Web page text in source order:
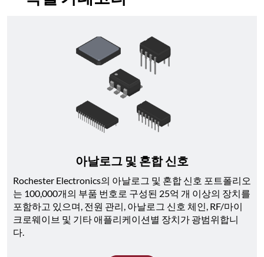
아날로그 및 혼합 신호
Rochester Electronics의 아날로그 및 혼합 신호 포트폴리오
는 100,000개의 부품 번호로 구성된 25억 개 이상의 장치를
포함하고 있으며, 전원 관리, 아날로그 신호 체인, RF/마이
크로웨이브 및 기타 애플리케이션별 장치가 광범위합니
다.